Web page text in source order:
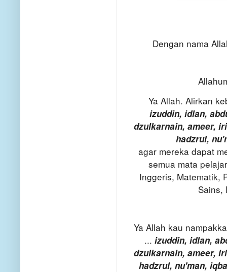
Dengan nama
Ya Allah. Alirkan
izuddin, idlan,
dzulkarnain, ameer,
hadzrul,
agar mereka dapat
semua mata
Inggeris, Matematik,
Sains,
Ya Allah kau
... izuddin, idlan,
dzulkarnain, ameer,
hadzrul, nu'man,